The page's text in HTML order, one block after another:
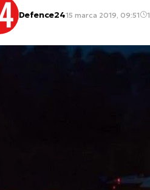
Defence2415 marca 2019, 09:51